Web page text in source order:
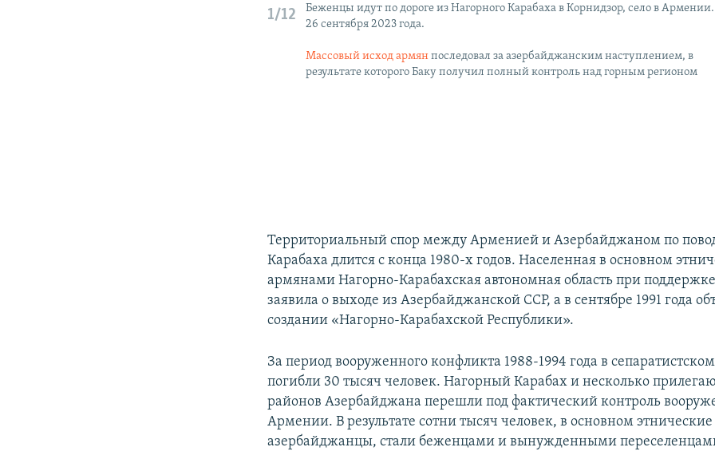
1/12
Беженцы идут по дороге из Нагорного Карабаха в Корнидзор, село в Армении.
26 сентября 2023 года.
Массовый исход армян последовал за азербайджанским наступлением, в
результате которого Баку получил полный контроль над горным регионом
Территориальный спор между Арменией и Азербайджаном по
Карабаха длится с конца 1980-х годов. Населенная в основном
армянами Нагорно-Карабахская автономная область при
заявила о выходе из Азербайджанской ССР, а в сентябре 1991 года
создании «Нагорно-Карабахской Республики».
За период вооруженного конфликта 1988-1994 года в
погибли 30 тысяч человек. Нагорный Карабах и несколько
районов Азербайджана перешли под фактический контроль
Армении. В результате сотни тысяч человек, в основном этнические
азербайджанцы, стали беженцами и вынужденными